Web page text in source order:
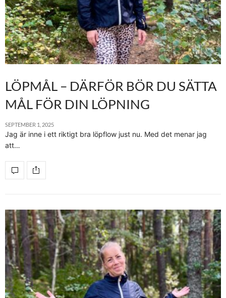
LÖPMÅL – DÄRFÖR BÖR DU SÄTTA
MÅL FÖR DIN LÖPNING
SEPTEMBER 1, 2025
Jag är inne i ett riktigt bra löpflow just nu. Med det menar jag
att…